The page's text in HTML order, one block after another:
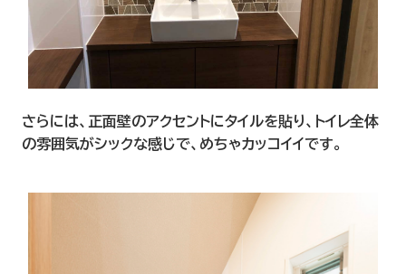
さらには、正面壁のアクセントにタイルを貼り、トイレ全体
の雰囲気がシックな感じで、めちゃカッコイイです。